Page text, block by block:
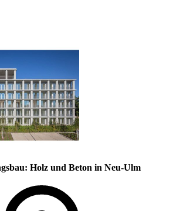
Holz und Beton in Neu-Ulm